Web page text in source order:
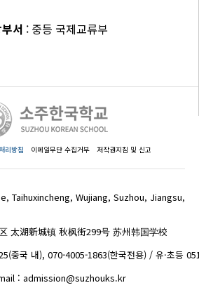
서 : 중등 국제교류부
리방침 이메일무단 수집거부 저작권지침 및 신고
Taihuxincheng, Wujiang, Suzhou, Jiangsu,
太湖新城镇 秋枫街299号 苏州韩国学校
중국 내), 070-4005-1863(한국전용) / 유·초등
: admission@suzhouks.kr